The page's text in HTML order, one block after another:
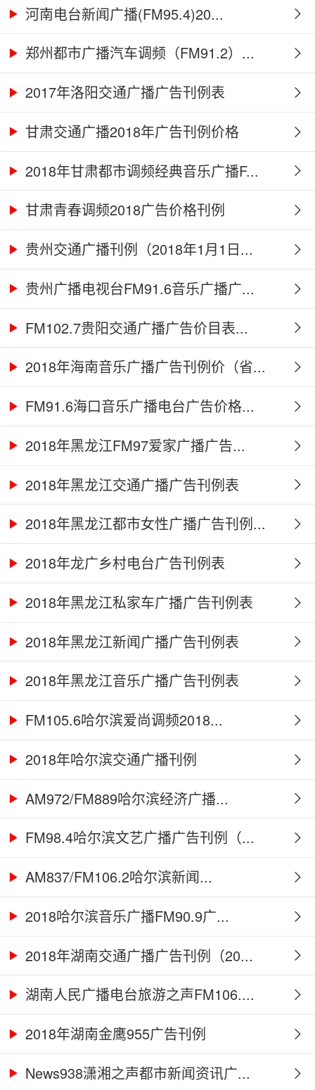
河南电台新闻广播(FM95.4)20...
郑州都市广播汽车调频（FM91.2）...
2017年洛阳交通广播广告刊例表
甘肃交通广播2018年广告刊例价格
2018年甘肃都市调频经典音乐广播F...
甘肃青春调频2018广告价格刊例
贵州交通广播刊例（2018年1月1日...
贵州广播电视台FM91.6音乐广播广...
FM102.7贵阳交通广播广告价目表...
2018年海南音乐广播广告刊例价（省...
FM91.6海口音乐广播电台广告价格...
2018年黑龙江FM97爱家广播广告...
2018年黑龙江交通广播广告刊例表
2018年黑龙江都市女性广播广告刊例...
2018年龙广乡村电台广告刊例表
2018年黑龙江私家车广播广告刊例表
2018年黑龙江新闻广播广告刊例表
2018年黑龙江音乐广播广告刊例表
FM105.6哈尔滨爱尚调频2018...
2018年哈尔滨交通广播刊例
AM972/FM889哈尔滨经济广播...
FM98.4哈尔滨文艺广播广告刊例（...
AM837/FM106.2哈尔滨新闻...
2018哈尔滨音乐广播FM90.9广...
2018年湖南交通广播广告刊例（20...
湖南人民广播电台旅游之声FM106....
2018年湖南金鹰955广告刊例
News938潇湘之声都市新闻资讯广...